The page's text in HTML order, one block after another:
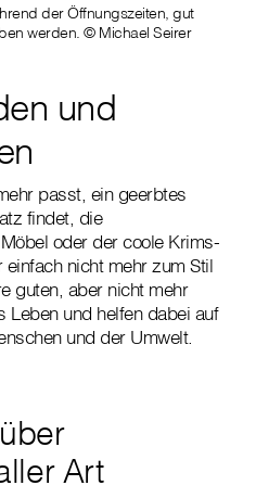
und
der Öffnungszeiten, gut
werden. © Michael Seirer
passt, ein geerbtes
findet, die
oder der coole Krims-
nicht mehr zum Stil
guten, aber nicht mehr
Leben und helfen dabei auf
und der Umwelt.
Art